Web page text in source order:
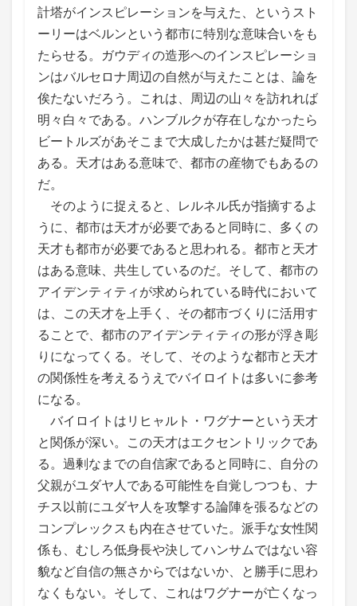
計塔がインスピレーションを与えた、というスト
ーリーはベルンという都市に特別な意味合いをも
たらせる。ガウディの造形へのインスピレーショ
ンはバルセロナ周辺の自然が与えたことは、論を
俟たないだろう。これは、周辺の山々を訪れれば
明々白々である。ハンブルクが存在しなかったら
ビートルズがあそこまで大成したかは甚だ疑問で
ある。天才はある意味で、都市の産物でもあるの
だ。
そのように捉えると、レルネル氏が指摘するよ
うに、都市は天才が必要であると同時に、多くの
天才も都市が必要であると思われる。都市と天才
はある意味、共生しているのだ。そして、都市の
アイデンティティが求められている時代において
は、この天才を上手く、その都市づくりに活用す
ることで、都市のアイデンティティの形が浮き彫
りになってくる。そして、そのような都市と天才
の関係性を考えるうえでバイロイトは多いに参考
になる。
バイロイトはリヒャルト・ワグナーという天才
と関係が深い。この天才はエクセントリックであ
る。過剰なまでの自信家であると同時に、自分の
父親がユダヤ人である可能性を自覚しつつも、ナ
チス以前にユダヤ人を攻撃する論陣を張るなどの
コンプレックスも内在させていた。派手な女性関
係も、むしろ低身長や決してハンサムではない容
貌など自信の無さからではないか、と勝手に思わ
なくもない。そして、これはワグナーが亡くなっ